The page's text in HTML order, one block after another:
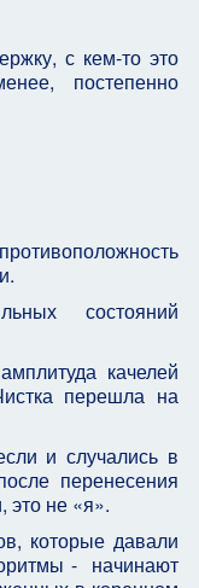
с кем-то это
постепенно
состояний
качелей
перешла на
и случались в
перенесения
это не «я».
которые давали
- начинают